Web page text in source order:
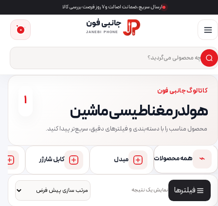
ارسال سریع، ضمانت اصالت و ۷ روز فرصت بررسی کالا
جانبی فون
JANEBI PHONE
جست‌وجوی محصول
×
0
کاتالوگ جانبی فون
هولدر مغناطیسی ماشین
محصول مناسب را با دسته‌بندی و فیلترهای دقیق، سریع‌تر پیدا کنید.
1
⌁ همه محصولات مبدل کابل شارژر
فیلترها نمایش یک نتیجه